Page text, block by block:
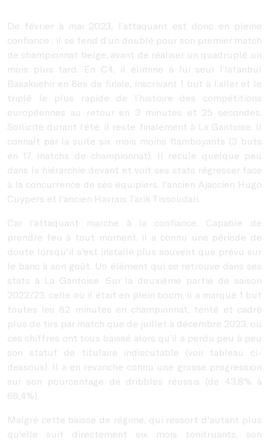
De février à mai 2023, l’attaquant est donc en pleine
confiance : il se fend d’un doublé pour son premier match
de championnat belge, avant de réaliser un quadruplé un
mois plus tard. En C4, il élimine à lui seul l’Istanbul
Basaksehir en 8es de finale, inscrivant 1 but à l’aller et le
triplé le plus rapide de l’histoire des compétitions
européennes au retour en 3 minutes et 25 secondes.
Sollicité durant l’été, il reste finalement à La Gantoise. Il
connaît par la suite six mois moins flamboyants (3 buts
en 17 matchs de championnat). Il recule quelque peu
dans la hiérarchie devant et voit ses stats régresser face
à la concurrence de ses équipiers, l’ancien Ajaccien Hugo
Cuypers et l’ancien Havrais Tarik Tissoudali.
Car l’attaquant marche à la confiance. Capable de
prendre feu à tout moment, il a connu une période de
doute lorsqu'il s'est installé plus souvent que prévu sur
le banc à son goût. Un élément qui se retrouve dans ses
stats à La Gantoise. Sur la deuxième partie de saison
2022/23, celle où il était en plein boom, il a marqué 1 but
toutes les 82 minutes en championnat, tenté et cadré
plus de tirs par match que de juillet à décembre 2023, où
ces chiffres ont tous baissé alors qu’il a perdu peu à peu
son statut de titulaire indiscutable (voir tableau ci-
dessous). Il a en revanche connu une grosse progression
sur son pourcentage de dribbles réussis (de 43,8% à
68,4%).
Malgré cette baisse de régime, qui ressort d'autant plus
qu'elle suit directement six mois tonitruants, son